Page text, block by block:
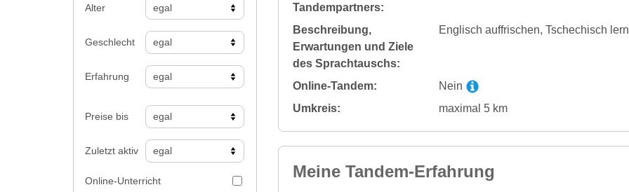
Alter
Geschlecht
Erfahrung
Preise bis
Zuletzt aktiv
Online-Unterricht
Tandempartners:
Beschreibung,
Erwartungen und Ziele
des Sprachtauschs:
Englisch auffrischen, Tschechisch
Online-Tandem:
Nein
Umkreis:
maximal 5 km
Meine Tandem-Erfahrung